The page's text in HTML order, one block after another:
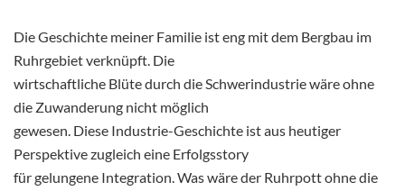
Die Geschichte meiner Familie ist eng mit dem Bergbau im
Ruhrgebiet verknüpft. Die
wirtschaftliche Blüte durch die Schwerindustrie wäre ohne
die Zuwanderung nicht möglich
gewesen. Diese Industrie-Geschichte ist aus heutiger
Perspektive zugleich eine Erfolgsstory
für gelungene Integration. Was wäre der Ruhrpott ohne die